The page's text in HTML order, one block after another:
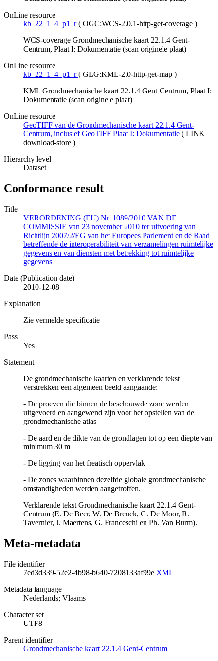
OnLine resource
kb_22_1_4_p1_r ( OGC:WCS-2.0.1-http-get-coverage )
WCS-coverage Grondmechanische kaart 22.1.4 Gent-
Centrum, Plaat I: Dokumentatie (scan originele plaat)
OnLine resource
kb_22_1_4_p1_r ( GLG:KML-2.0-http-get-map )
KML Grondmechanische kaart 22.1.4 Gent-Centrum, Plaat I:
Dokumentatie (scan originele plaat)
OnLine resource
GeoTIFF van de Grondmechanische kaart 22.1.4 Gent-
Centrum, inclusief GeoTIFF Plaat I: Dokumentatie ( LINK
download-store )
Hierarchy level
Dataset
Conformance result
Title
VERORDENING (EU) Nr. 1089/2010 VAN DE
COMMISSIE van 23 november 2010 ter uitvoering van
Richtlijn 2007/2/EG van het Europees Parlement en de Raad
betreffende de interoperabiliteit van verzamelingen ruimtelijke
gegevens en van diensten met betrekking tot ruimtelijke
gegevens
Date (Publication date)
2010-12-08
Explanation
Zie vermelde specificatie
Pass
Yes
Statement
De grondmechanische kaarten en verklarende tekst
verstrekken een algemeen beeld aangaande:
- De proeven die binnen de beschouwde zone werden
uitgevoerd en aangewend zijn voor het opstellen van de
grondmechanische atlas
- De aard en de dikte van de grondlagen tot op een diepte van
minimum 30 m
- De ligging van het freatisch oppervlak
- De zones waarbinnen dezelfde globale grondmechanische
omstandigheden werden aangetroffen.
Verklarende tekst Grondmechanische kaart 22.1.4 Gent-
Centrum (E. De Beer, W. De Breuck, G. De Moor, R.
Tavernier, J. Maertens, G. Franceschi en Ph. Van Burm).
Meta-metadata
File identifier
7ed3d339-52e2-4b98-b640-7208133af99e XML
Metadata language
Nederlands; Vlaams
Character set
UTF8
Parent identifier
Grondmechanische kaart 22.1.4 Gent-Centrum